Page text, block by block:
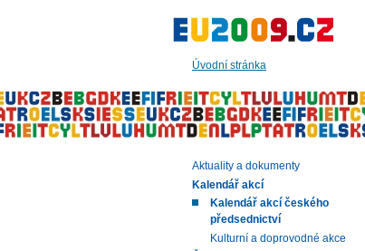
Úvodní stránka
hlavní
|
navigaci
|
vyhledávání
Aktuality a dokumenty
Kalendář akcí
Kalendář akcí českého
předsednictví
Kulturní a doprovodné akce